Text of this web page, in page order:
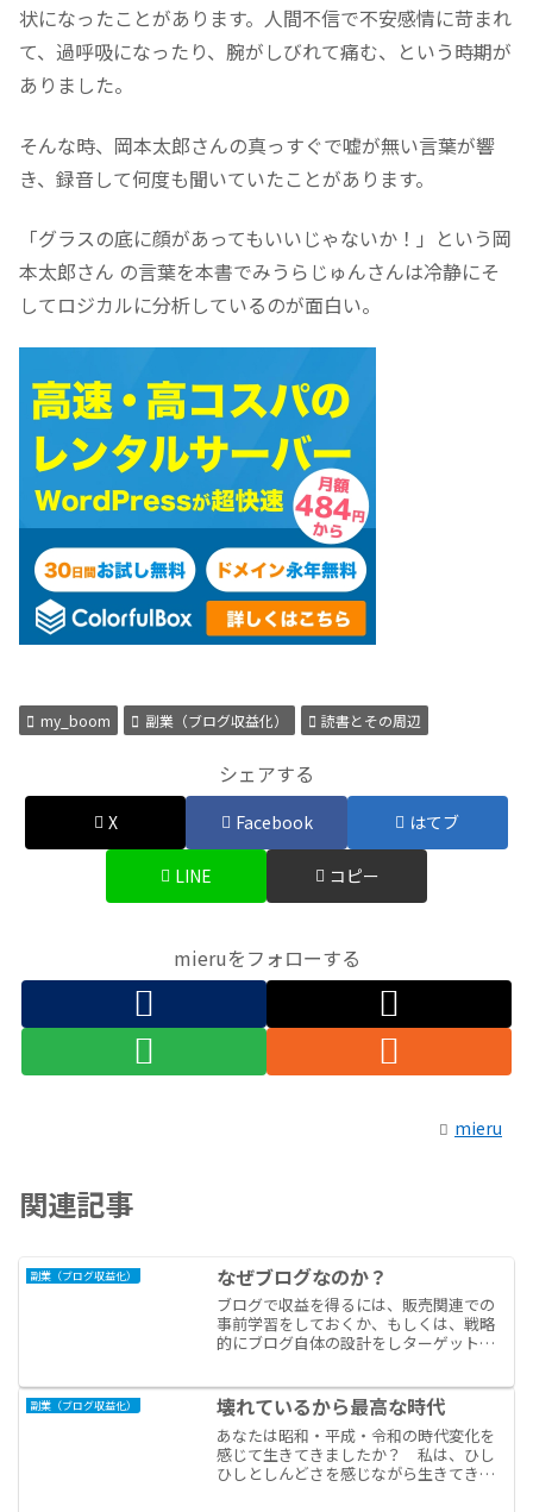
状になったことがあります。人間不信で不安感情に苛まれ
て、過呼吸になったり、腕がしびれて痛む、という時期が
ありました。
そんな時、岡本太郎さんの真っすぐで嘘が無い言葉が響
き、録音して何度も聞いていたことがあります。
「グラスの底に顔があってもいいじゃないか！」という岡
本太郎さん の言葉を本書でみうらじゅんさんは冷静にそ
してロジカルに分析しているのが面白い。
my_boom 副業（ブログ収益化） 読書とその周辺
シェアする
X Facebook はてブ
LINE コピー
mieruをフォローする
mieru
関連記事
副業（ブログ収益化） なぜブログなのか？
ブログで収益を得るには、販売関連での
事前学習をしておくか、もしくは、戦略
的にブログ自体の設計をしターゲットを
うな内容の記事を投稿してみても、収益
化という点に限ると、ムダ...
副業（ブログ収益化） 壊れているから最高な時代
あなたは昭和・平成・令和の時代変化を
感じて生きてきましたか？ 私は、ひし
ひしとしんどさを感じながら生きてきま